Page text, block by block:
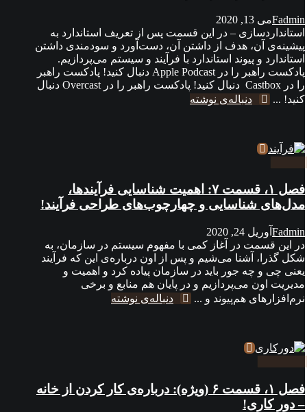
Fadminمی 13, 2020
استانداردسازی – در این قسمت پس از تعریف استاندارد به
پیشینه‌ی آن، هدف از داشتن آن، دست‌آورد و سودمندی داشتن
استاندارد و پیوند استاندارد با فرآیند و سیستم می‌پردازیم.
پادکست راهبر را در Apple Podcast دنبال کنید! پادکست راهبر
را در Castbox دنبال کنید! پادکست راهبر را در Overcast دنبال
کنید! ...
دنباله‌ی نوشته
فصل ۱، قسمت ۷: اهمیت شناسایی فرآیندها،
مدل‌های شناسایی و چهارچوب‌های طراحی فرآیند!
Fadmin آوریل 24, 2020
در این قسمت در آغاز کمی با مفهوم سیستم در سازمان، به
شکل گذرا، آشنا می‌شیم و پس از اون درباره‌ی این که فرآیند
یعنی چی و چه جور باید در سازمان پیاده کرد و اهمیت و
مدیریت اون می‌پردازیم و در پایان هم منابع و برخی
نرم‌افزارهای هم‌پیوند و ...
دنباله‌ی نوشته
فصل ۱، قسمت ۶ (ویژه): درباره‌ی کار کردن از خانه
– دور کاری!